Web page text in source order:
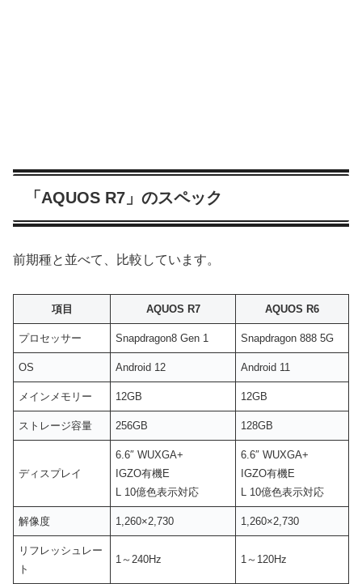
「AQUOS R7」のスペック
前期種と並べて、比較しています。
項目 AQUOS R7 AQUOS R6
プロセッサー Snapdragon8 Gen 1 Snapdragon 888 5G
OS Android 12 Android 11
メインメモリー 12GB 12GB
ストレージ容量 256GB 128GB
ディスプレイ
6.6″ WUXGA+
IGZO有機E
L 10億色表示対応
6.6″ WUXGA+
IGZO有機E
L 10億色表示対応
解像度 1,260×2,730 1,260×2,730
リフレッシュレー
ト
1～240Hz 1～120Hz